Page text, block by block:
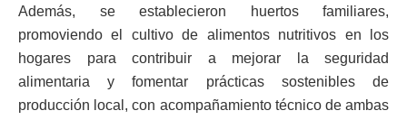
Además, se establecieron huertos familiares,
promoviendo el cultivo de alimentos nutritivos en los
hogares para contribuir a mejorar la seguridad
alimentaria y fomentar prácticas sostenibles de
producción local, con acompañamiento técnico de ambas